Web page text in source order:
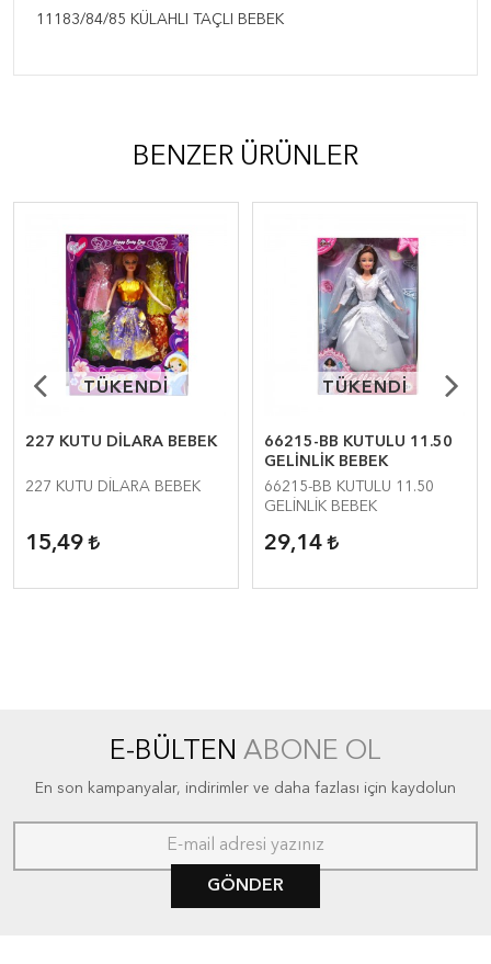
11183/84/85 KÜLAHLI TAÇLI BEBEK
BENZER ÜRÜNLER
TÜKENDİ
TÜKENDİ
227 KUTU DİLARA BEBEK
227 KUTU DİLARA BEBEK
15,49
TÜKENDİ
TÜKENDİ
66215-BB KUTULU 11.50
GELİNLİK BEBEK
66215-BB KUTULU 11.50
GELİNLİK BEBEK
29,14
E-BÜLTEN ABONE OL
En son kampanyalar, indirimler ve daha fazlası için kaydolun
GÖNDER